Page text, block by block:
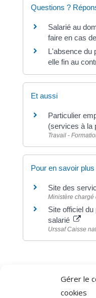
Gérer le
cookies
Questions ?
Salarié au
faire en cas
L'absence du
elle fin au
Et aussi
Particulier
(services à la
Travail -
Pour en savoir plus
Site des
Ministère chargé
Site officiel
salarié
Urssaf Caisse
Direction de
comarquage developpé